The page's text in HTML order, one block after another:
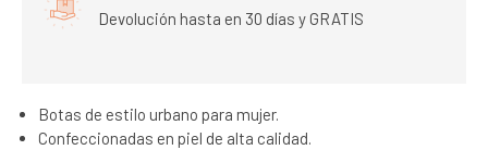
Devolución hasta en 30 días y GRATIS
Botas de estilo urbano para mujer.
Confeccionadas en piel de alta calidad.